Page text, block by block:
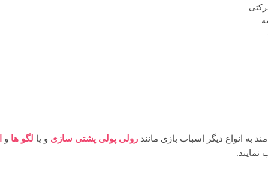
به انواع دیگر اسباب بازی مانند رولی پولی پشتی سازی و یا لگو ها و
نمایند.